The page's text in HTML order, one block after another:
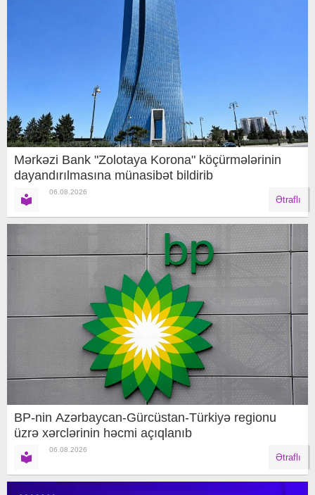
Mərkəzi Bank "Zolotaya Korona" köçürmələrinin
dayandırılmasına münasibət bildirib
06.08.2026
Ətraflı
BP-nin Azərbaycan-Gürcüstan-Türkiyə regionu
üzrə xərclərinin həcmi açıqlanıb
06.08.2026
Ətraflı